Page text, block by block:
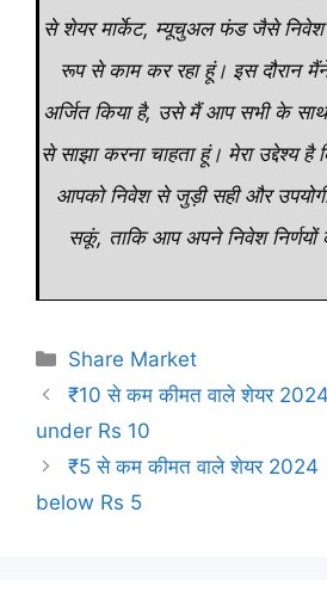
से शेयर मार्केट, म्यूचुअल फंड जैसे निवेश
रूप से काम कर रहा हूं। इस दौरान
अर्जित किया है, उसे मैं आप सभी के
से साझा करना चाहता हूं। मेरा उद्देश्य
आपको निवेश से जुड़ी सही और
सकूं, ताकि आप अपने निवेश
Categories
Share Market
₹10 से कम कीमत वाले शेयर
under Rs 10
₹5 से कम कीमत वाले शेयर
below Rs 5